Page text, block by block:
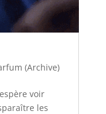
(Archive)
voir
les